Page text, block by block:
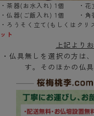
・茶器(お水入れ) 1個 ・花
・仏器(ご飯入れ) 1個 ・角
・ろうそく立て(もしくはク
ット
上記より
・仏具無しを選択の方は
す。そのほかの仏